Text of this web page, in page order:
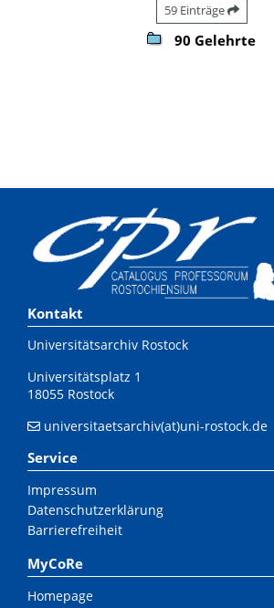
59 Einträge
90 Gelehrte
Kontakt
Universitätsarchiv Rostock
Universitätsplatz 1
18055 Rostock
universitaetsarchiv(at)uni-rostock.de
Service
Impressum
Datenschutzerklärung
Barrierefreiheit
MyCoRe
Homepage